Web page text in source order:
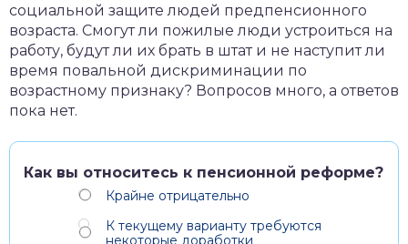
социальной защите людей предпенсионного
возраста. Смогут ли пожилые люди устроиться на
работу, будут ли их брать в штат и не наступит ли
время повальной дискриминации по
возрастному признаку? Вопросов много, а ответов
пока нет.
Как вы относитесь к пенсионной реформе?
Крайне отрицательно
К текущему варианту требуются
некоторые доработки